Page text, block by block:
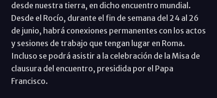
desde nuestra tierra, en dicho encuentro mundial.
Desde el Rocío, durante el fin de semana del 24 al 26
de junio, habrá conexiones permanentes con los actos
y sesiones de trabajo que tengan lugar en Roma.
Incluso se podrá asistir a la celebración de la Misa de
clausura del encuentro, presidida por el Papa
Francisco.